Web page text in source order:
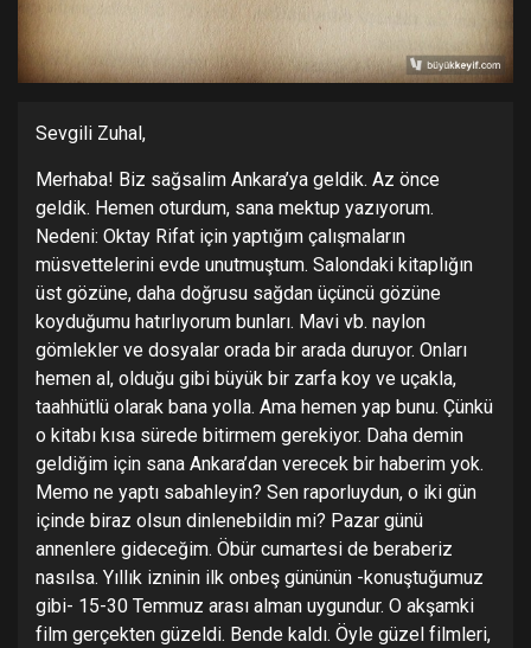
Sevgili Zuhal,
Merhaba! Biz sağsalim Ankara’ya geldik. Az önce
geldik. Hemen oturdum, sana mektup yazıyorum.
Nedeni: Oktay Rifat için yaptığım çalışmaların
müsvettelerini evde unutmuştum. Salondaki kitaplığın
üst gözüne, daha doğrusu sağdan üçüncü gözüne
koyduğumu hatırlıyorum bunları. Mavi vb. naylon
gömlekler ve dosyalar orada bir arada duruyor. Onları
hemen al, olduğu gibi büyük bir zarfa koy ve uçakla,
taahhütlü olarak bana yolla. Ama hemen yap bunu. Çünkü
o kitabı kısa sürede bitirmem gerekiyor. Daha demin
geldiğim için sana Ankara’dan verecek bir haberim yok.
Memo ne yaptı sabahleyin? Sen raporluydun, o iki gün
içinde biraz olsun dinlenebildin mi? Pazar günü
annenlere gideceğim. Öbür cumartesi de beraberiz
nasılsa. Yıllık izninin ilk onbeş gününün -konuştuğumuz
gibi- 15-30 Temmuz arası alman uygundur. O akşamki
film gerçekten güzeldi. Bende kaldı. Öyle güzel filmleri,